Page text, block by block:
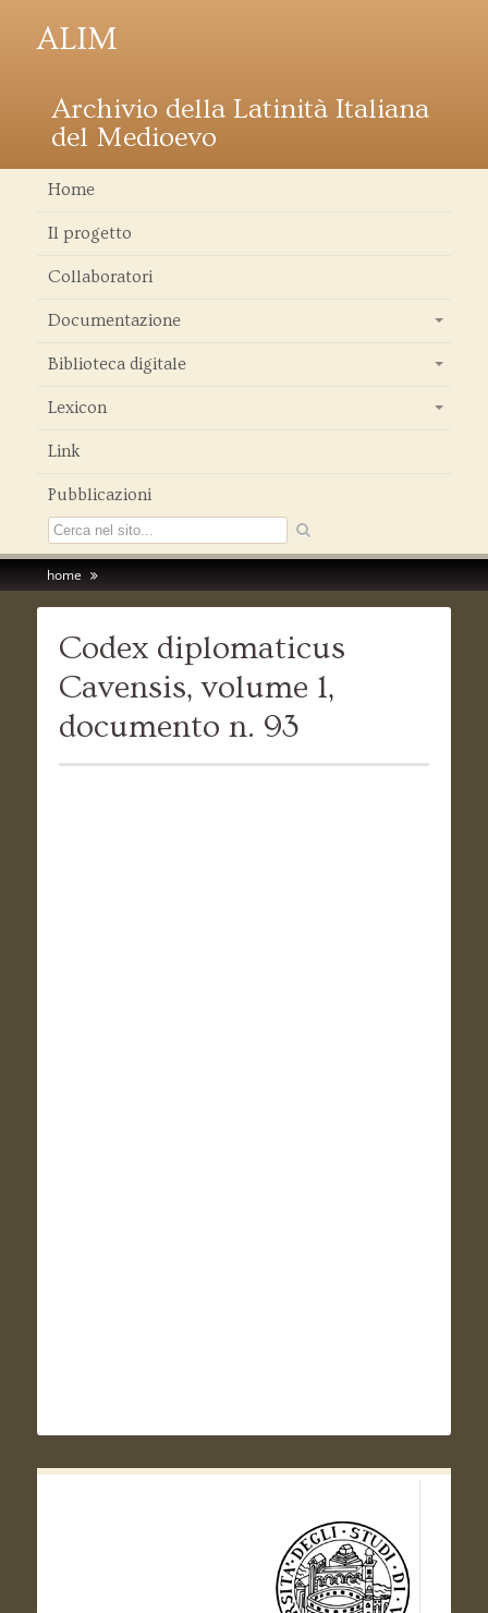
ALIM
Archivio della Latinità Italiana
del Medioevo
Home
Il progetto
Collaboratori
Documentazione
Biblioteca digitale
Lexicon
Link
Pubblicazioni
home
Codex diplomaticus
Cavensis, volume 1,
documento n. 93